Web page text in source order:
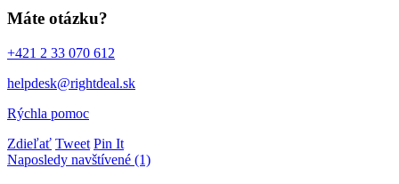
Máte otázku?
+421 2 33 070 612
helpdesk@rightdeal.sk
Rýchla pomoc
Zdieľať Tweet Pin It
Naposledy navštívené (1)